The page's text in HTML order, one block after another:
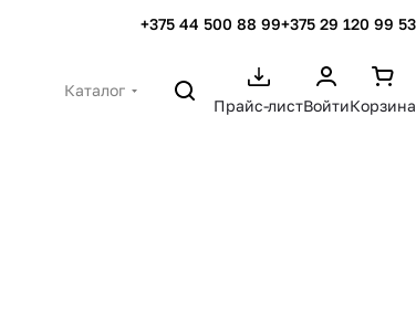
+375 44 500 88 99+375 29 120 99 53
Каталог
Прайс-листВойтиКорзина